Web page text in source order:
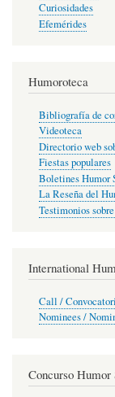
Curiosidades
Efemérides
Humoroteca
Bibliografía de
Videoteca
Directorio web
Fiestas populares
Boletines Humor
La Reseña del
Testimonios
International
Call /
Nominees /
Concurso Humor